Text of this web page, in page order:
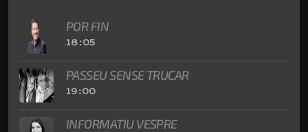
POR FIN
18:05
PASSEU SENSE TRUCAR
19:00
INFORMATIU VESPRE